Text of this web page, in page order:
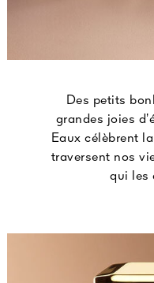
Des petits
grandes joies
Eaux célèbrent
traversent nos
qui les